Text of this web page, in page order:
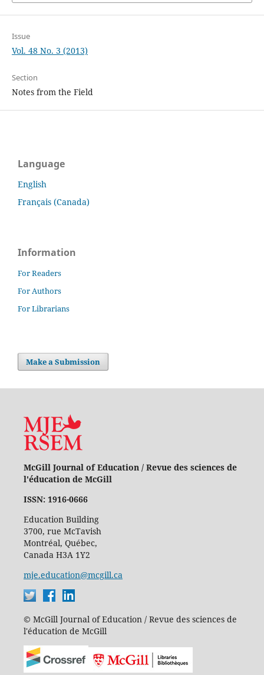
Issue
Vol. 48 No. 3 (2013)
Section
Notes from the Field
Language
English
Français (Canada)
Information
For Readers
For Authors
For Librarians
Make a Submission
McGill Journal of Education / Revue des sciences de
l'éducation de McGill
ISSN: 1916-0666
Education Building
3700, rue McTavish
Montréal, Québec,
Canada H3A 1Y2
mje.education@mcgill.ca
© McGill Journal of Education / Revue des sciences de
l'éducation de McGill